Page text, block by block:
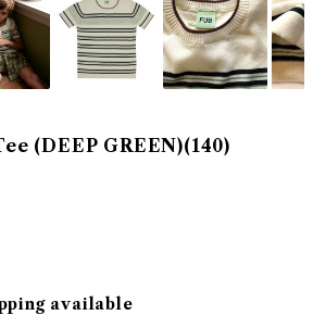
(DEEP GREEN)(140)
available